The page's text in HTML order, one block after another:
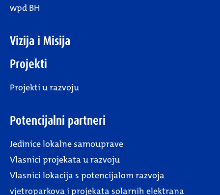
wpd BH
Vizija i Misija
Projekti
Projekti u razvoju
Potencijalni partneri
Jedinice lokalne samouprave
Vlasnici projekata u razvoju
Vlasnici lokacija s potencijalom razvoja
vjetroparkova i projekata solarnih elektrana